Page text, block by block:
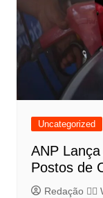
Uncategorized
ANP
Postos de
Redação